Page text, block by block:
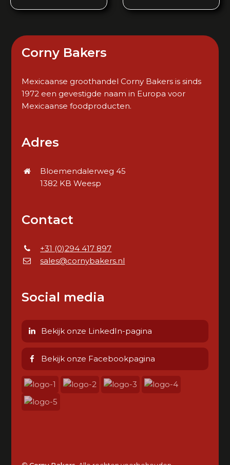
Corny Bakers
Mexicaanse groothandel Corny Bakers is sinds
1972 een gevestigde naam in Europa voor
Mexicaanse foodproducten.
Adres
Bloemendalerweg 45
1382 KB Weesp
Contact
+31 (0)294 417 897
sales@cornybakers.nl
Social media
Bekijk onze LinkedIn-pagina
Bekijk onze Facebookpagina